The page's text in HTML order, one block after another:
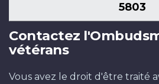
5803
Contactez
vétérans
Vous avez le droit d'être traité